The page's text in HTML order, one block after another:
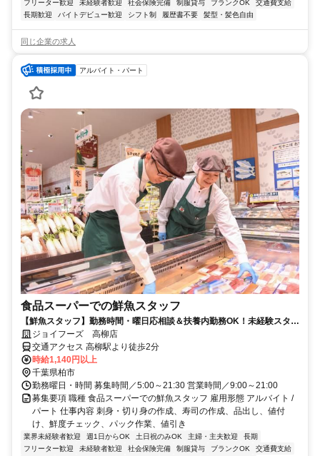
フリーター歓迎 未経験者歓迎 社会保険完備 制服貸与 ブランクOK
交通費支給
長期歓迎
バイトデビュー歓迎 シフト制 履歴書不要 髪型・髪色自由
同じ企業の求人
アルバイト・パート
食品スーパーでの鮮魚スタッフ
【鮮魚スタッフ】勤務時間・曜日応相談＆扶養内勤務OK！未経験スター
ト大歓迎♪
ジョイフーズ 高柳店
交通アクセス 高柳駅より徒歩2分
時給1,140円以上
千葉県柏市
勤務曜日・時間 募集時間／5:00～21:30 営業時間／9:00～21:00
募集要項 職種 食品スーパーでの鮮魚スタッフ 雇用形態 アルバイト /
パート 仕事内容 刺身・切り身の作成、寿司の作成、品出し、値付
け、鮮度チェック、パック作業、値引き
業界未経験者歓迎 週1日からOK 土日祝のみOK 主婦・主夫歓迎
長期
フリーター歓迎
未経験者歓迎 社会保険完備 制服貸与 ブランクOK
交通費支給